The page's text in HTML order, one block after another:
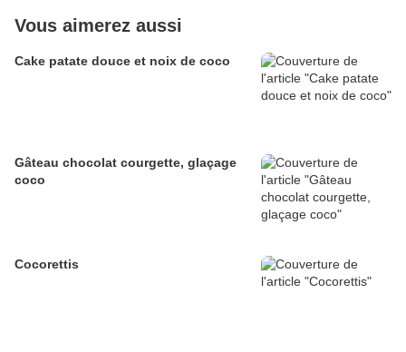
Vous aimerez aussi
Cake patate douce et noix de coco
Gâteau chocolat courgette, glaçage
coco
Cocorettis